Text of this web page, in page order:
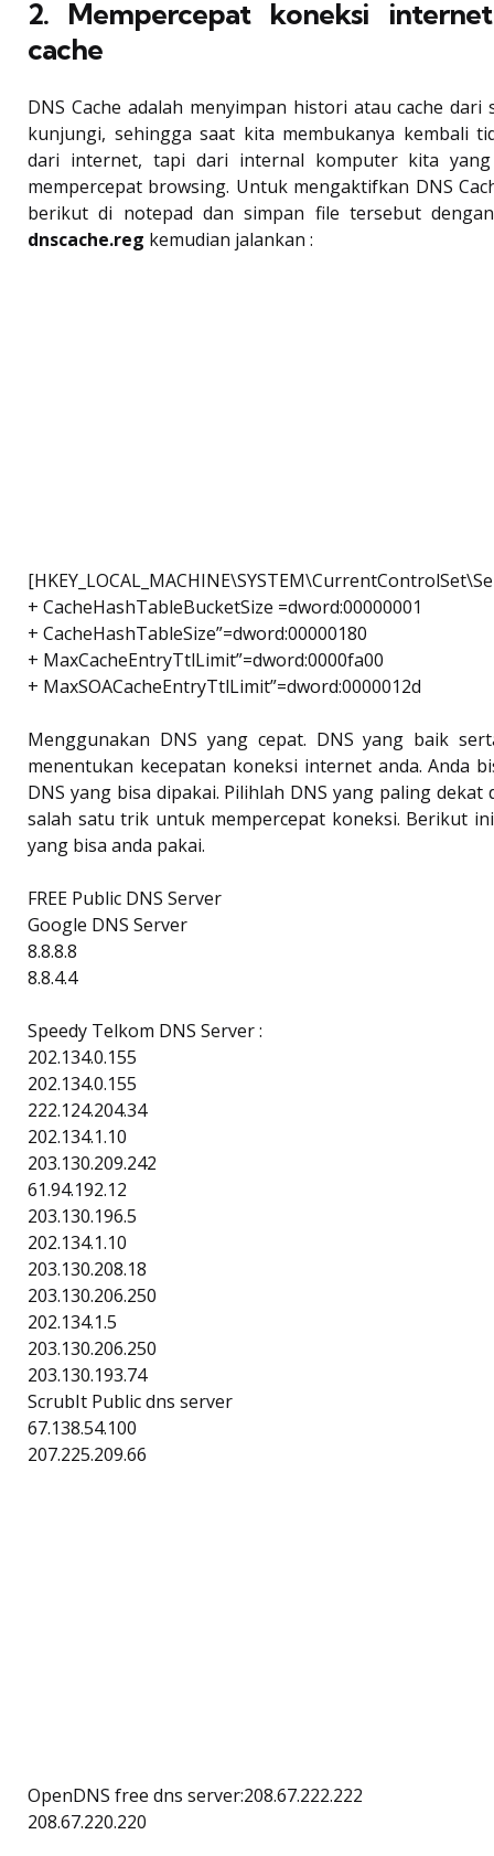
2. Mempercepat koneksi
cache
DNS Cache adalah menyimpan histori atau cache
kunjungi, sehingga saat kita membukanya kembali
dari internet, tapi dari internal komputer kita
mempercepat browsing. Untuk mengaktifkan DNS
berikut di notepad dan simpan file tersebut
dnscache.reg kemudian jalankan :
+ CacheHashTableBucketSize =dword:00000001
+ CacheHashTableSize”=dword:00000180
+ MaxCacheEntryTtlLimit”=dword:0000fa00
+ MaxSOACacheEntryTtlLimit”=dword:0000012d
Menggunakan DNS yang cepat. DNS yang baik
menentukan kecepatan koneksi internet anda. Anda
DNS yang bisa dipakai. Pilihlah DNS yang paling dekat
salah satu trik untuk mempercepat koneksi. Berikut
yang bisa anda pakai.
FREE Public DNS Server
Google DNS Server
8.8.8.8
8.8.4.4
Speedy Telkom DNS Server :
202.134.0.155
202.134.0.155
222.124.204.34
202.134.1.10
203.130.209.242
61.94.192.12
203.130.196.5
202.134.1.10
203.130.208.18
203.130.206.250
202.134.1.5
203.130.206.250
203.130.193.74
ScrubIt Public dns server
67.138.54.100
207.225.209.66
OpenDNS free dns server:208.67.222.222
208.67.220.220